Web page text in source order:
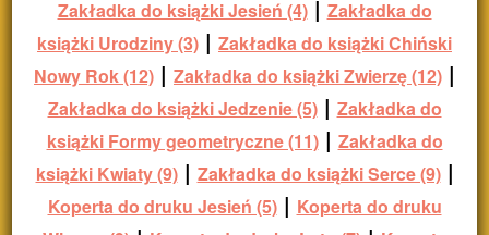
Zakładka do książki Jesień (4)| Zakładka do
książki Urodziny (3) | Zakładka do książki Chiński
Nowy Rok (12) | Zakładka do książki Zwierzę (12) |
Zakładka do książki Jedzenie (5)| Zakładka do
książki Formy geometryczne (11)| Zakładka do
książki Kwiaty (9)| Zakładka do książki Serce (9)|
Koperta do druku Jesień (5)| Koperta do druku